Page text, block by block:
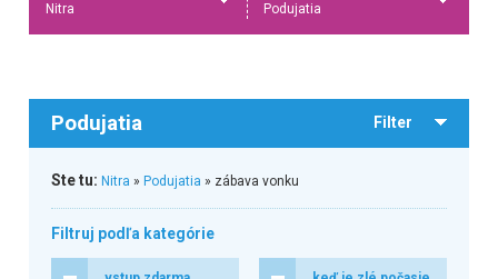
Nitra Podujatia
Podujatia Filter
Ste tu: Nitra » Podujatia » zábava vonku
Filtruj podľa kategórie